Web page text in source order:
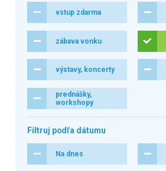
vstup zdarma
zábava vonku
výstavy, koncerty
prednášky,
workshopy
Filtruj podľa dátumu
Na dnes